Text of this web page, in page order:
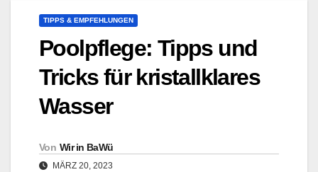
TIPPS & EMPFEHLUNGEN
Poolpflege: Tipps und
Tricks für kristallklares
Wasser
Von Wir in BaWü
MÄRZ 20, 2023